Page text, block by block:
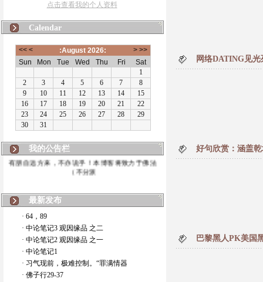
点击查看我的个人资料
Calendar
我的公告栏
有朋自远方来，不亦说乎！本博客将致力于佛法
（不分派
最新发布
· 64，89
· 中论笔记3 观因缘品 之二
· 中论笔记2 观因缘品 之一
· 中论笔记1
· 习气现前，极难控制。“罪满情器
· 佛子行29-37
网络DATING见
好句欣赏：涵盖
巴黎黑人PK美国